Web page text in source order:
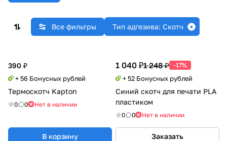
Все фильтры Тип адгезива: Скотч
390 ₽
+ 56 Бонусных рублей
Термоскотч Kapton
0 0 Нет в наличии
В корзину
1 040 ₽1 248 ₽ -17%
+ 52 Бонусных рублей
Синий скотч для печати PLA
пластиком
0 0 Нет в наличии
Заказать